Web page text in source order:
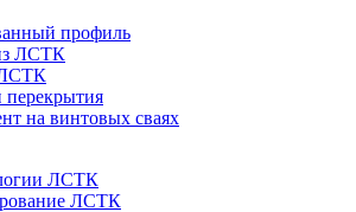
профиль
ЛСТК
на винтовых сваях
ЛСТК
ЛСТК